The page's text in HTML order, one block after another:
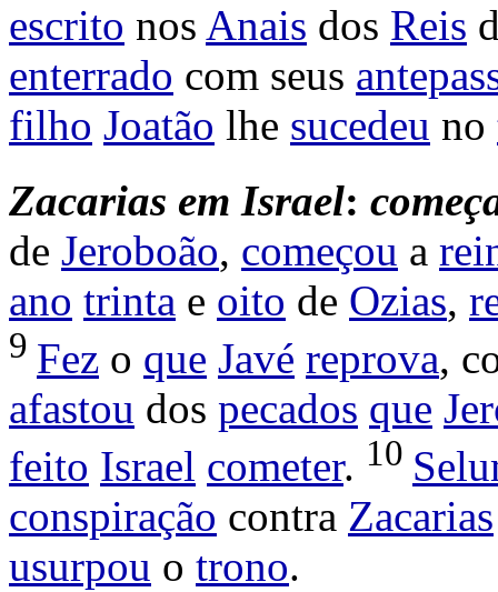
escrito nos Anais dos Reis
enterrado com seus
filho Joatão lhe sucedeu no
Zacarias em Israel:
de Jeroboão, começou a
ano trinta e oito de Ozias,
9 Fez o que Javé reprova,
afastou dos pecados que
feito Israel cometer. 10
conspiração contra Zacarias
usurpou o trono.